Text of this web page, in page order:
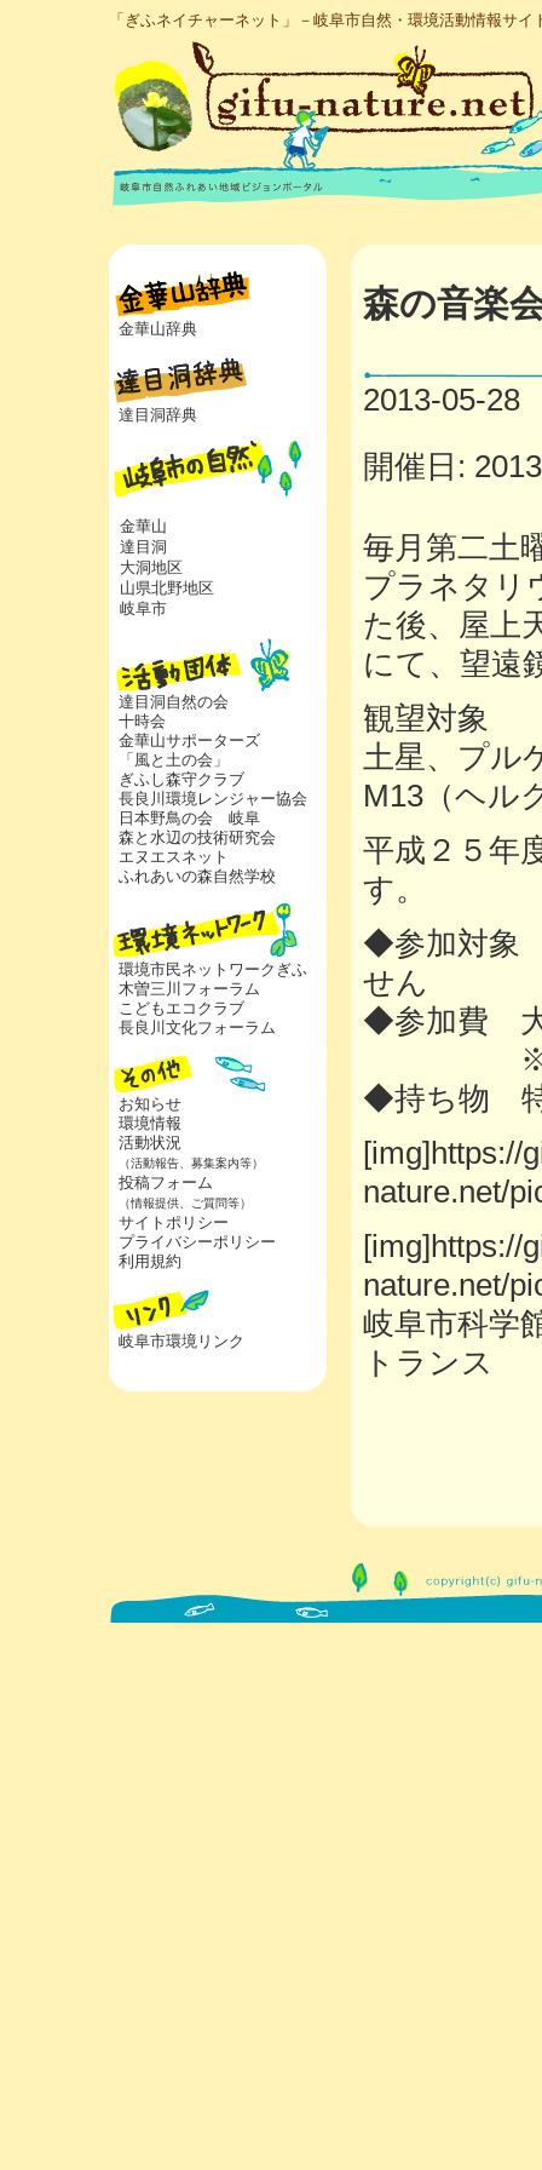
「ぎふネイチャーネット」－岐阜市自然・環境活動情報サイ
金華山辞典
達目洞辞典
金華山
達目洞
大洞地区
山県北野地区
岐阜市
達目洞自然の会
十時会
金華山サポーターズ
「風と土の会」
ぎふし森守クラブ
長良川環境レンジャー協会
日本野鳥の会 岐阜
森と水辺の技術研究会
エヌエスネット
ふれあいの森自然学校
環境市民ネットワークぎふ
木曽三川フォーラム
こどもエコクラブ
長良川文化フォーラム
お知らせ
環境情報
活動状況
（活動報告、募集案内等）
投稿フォーム
（情報提供、ご質問等）
サイトポリシー
プライバシーポリシー
利用規約
岐阜市環境リンク
森の音楽
2013-05-28
開催日:
毎月第二土
プラネタリ
た後、屋上
にて、望遠
観望対象
土星、プル
M13（ヘル
平成２５年
す。
◆参加対象
せん
◆参加費
※岐阜市
◆持ち物
[img]https://
nature.net/
[img]https://
nature.net/
岐阜市科学
トランス